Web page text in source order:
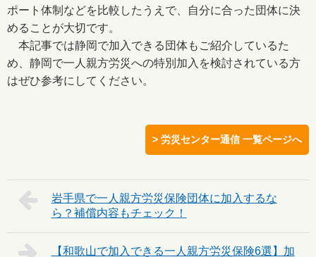
ポート体制などを比較したうえで、自分に合った団体に決
めることが大切です。
本記事では静岡で加入できる団体もご紹介しているた
め、静岡で一人親方労災への特別加入を検討されている方
はぜひ参考にしてください。
> 労災センター通信 一覧ページへ
岩手県で一人親方労災保険団体に加入するな
ら？補償内容もチェック！
【和歌山で加入できる一人親方労災保険6選】加